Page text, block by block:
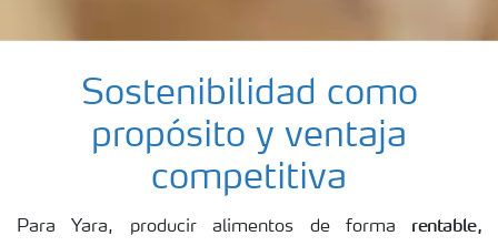
Sostenibilidad como
propósito y ventaja
competitiva
Para Yara, producir alimentos de forma rentable,